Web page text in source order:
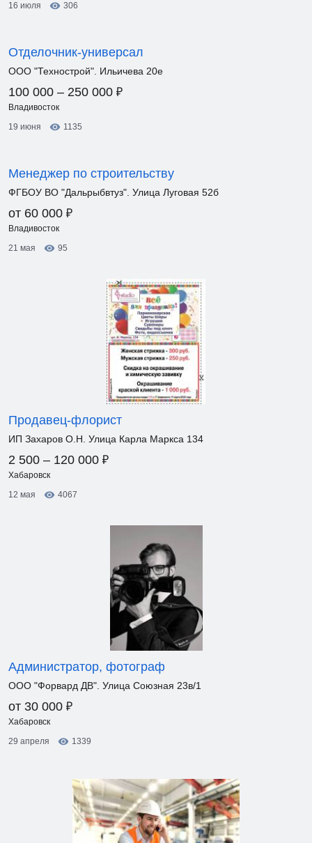
16 июля
306
Отделочник-универсал
ООО "Технострой". Ильичева 20е
100 000 – 250 000 ₽
Владивосток
19 июня
1135
Менеджер по строительству
ФГБОУ ВО "Дальрыбвтуз". Улица Луговая 52б
от 60 000 ₽
Владивосток
21 мая
95
Продавец-флорист
ИП Захаров О.Н. Улица Карла Маркса 134
2 500 – 120 000 ₽
Хабаровск
12 мая
4067
Администратор, фотограф
ООО "Форвард ДВ". Улица Союзная 23в/1
от 30 000 ₽
Хабаровск
29 апреля
1339